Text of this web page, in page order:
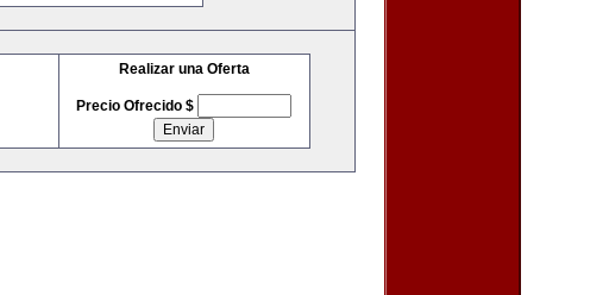
Realizar una Oferta
Precio Ofrecido $